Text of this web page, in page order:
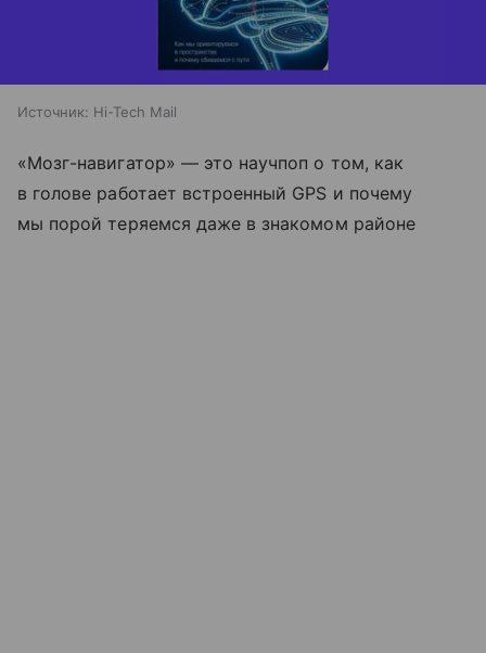
Источник: Hi-Tech Mail
«Мозг-навигатор» — это научпоп о том, как
в голове работает встроенный GPS и почему
мы порой теряемся даже в знакомом районе